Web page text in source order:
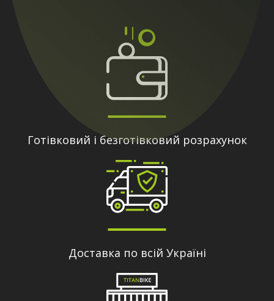
Готівковий і безготівковий розрахунок
Доставка по всій Україні